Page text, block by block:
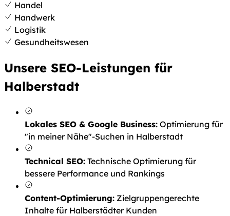
Handel
Handwerk
Logistik
Gesundheitswesen
Unsere SEO-Leistungen für
Halberstadt
Lokales SEO & Google Business: Optimierung für
"in meiner Nähe"-Suchen in Halberstadt
Technical SEO: Technische Optimierung für
bessere Performance und Rankings
Content-Optimierung: Zielgruppengerechte
Inhalte für Halberstädter Kunden